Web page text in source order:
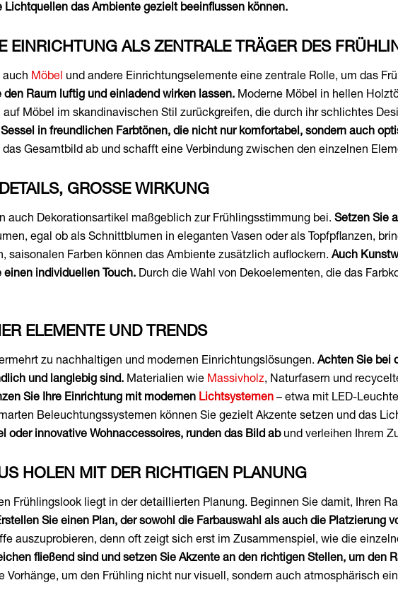
Lichtquellen das Ambiente gezielt beeinflussen können.
EINRICHTUNG ALS ZENTRALE TRÄGER DES
auch Möbel und andere Einrichtungselemente eine zentrale Rolle, um das
Raum luftig und einladend wirken lassen. Moderne Möbel in hellen
Möbel im skandinavischen Stil zurückgreifen, die durch ihr schlichtes
in freundlichen Farbtönen, die nicht nur komfortabel, sondern auch
Gesamtbild ab und schafft eine Verbindung zwischen den einzelnen
GROSSE WIRKUNG
auch Dekorationsartikel maßgeblich zur Frühlingsstimmung bei. Setzen Sie
egal ob als Schnittblumen in eleganten Vasen oder als Topfpflanzen,
saisonalen Farben können das Ambiente zusätzlich auflockern.Auch
individuellen Touch. Durch die Wahl von Dekoelementen, die das
ELEMENTE UND TRENDS
zu nachhaltigen und modernen Einrichtungslösungen. Achten Sie bei
und langlebig sind. Materialien wie Massivholz, Naturfasern und
Sie Ihre Einrichtung mit modernen Lichtsystemen – etwa mit LED-
Beleuchtungssystemen können Sie gezielt Akzente setzen und das
oder innovative Wohnaccessoires, runden das Bild abund verleihen Ihrem
HOLEN MIT DER RICHTIGEN PLANUNG
Frühlingslook liegt in der detaillierten Planung. Beginnen Sie damit, Ihren
Sie einen Plan, der sowohl die Farbauswahl als auch die Platzierung
auszuprobieren, denn oft zeigt sich erst im Zusammenspiel, wie die
fließend sind und setzen Sie Akzente an den richtigen Stellen, um den
um den Frühling nicht nur visuell, sondern auch atmosphärisch